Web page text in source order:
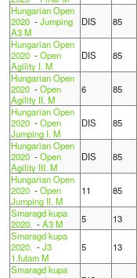
Hungarian Open
2020-Jumping
A3 M
DIS 85
Hungarian Open
2020-Open
Agility I. M
DIS 85
Hungarian Open
2020-Open
Agility II. M
6 85
Hungarian Open
2020-Open
Jumping I. M
DIS 85
Hungarian Open
2020-Open
Agility III. M
DIS 85
Hungarian Open
2020-Open
Jumping II. M
11 85
Smaragd kupa
2020. -A3 M 5 13
Smaragd kupa
2020. -J3
1.futam M
5 13
Smaragd kupa